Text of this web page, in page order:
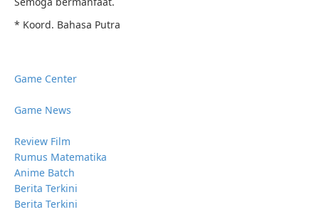
* Koord. Bahasa Putra
Game Center
Game News
Review Film
Rumus Matematika
Anime Batch
Berita Terkini
Berita Terkini